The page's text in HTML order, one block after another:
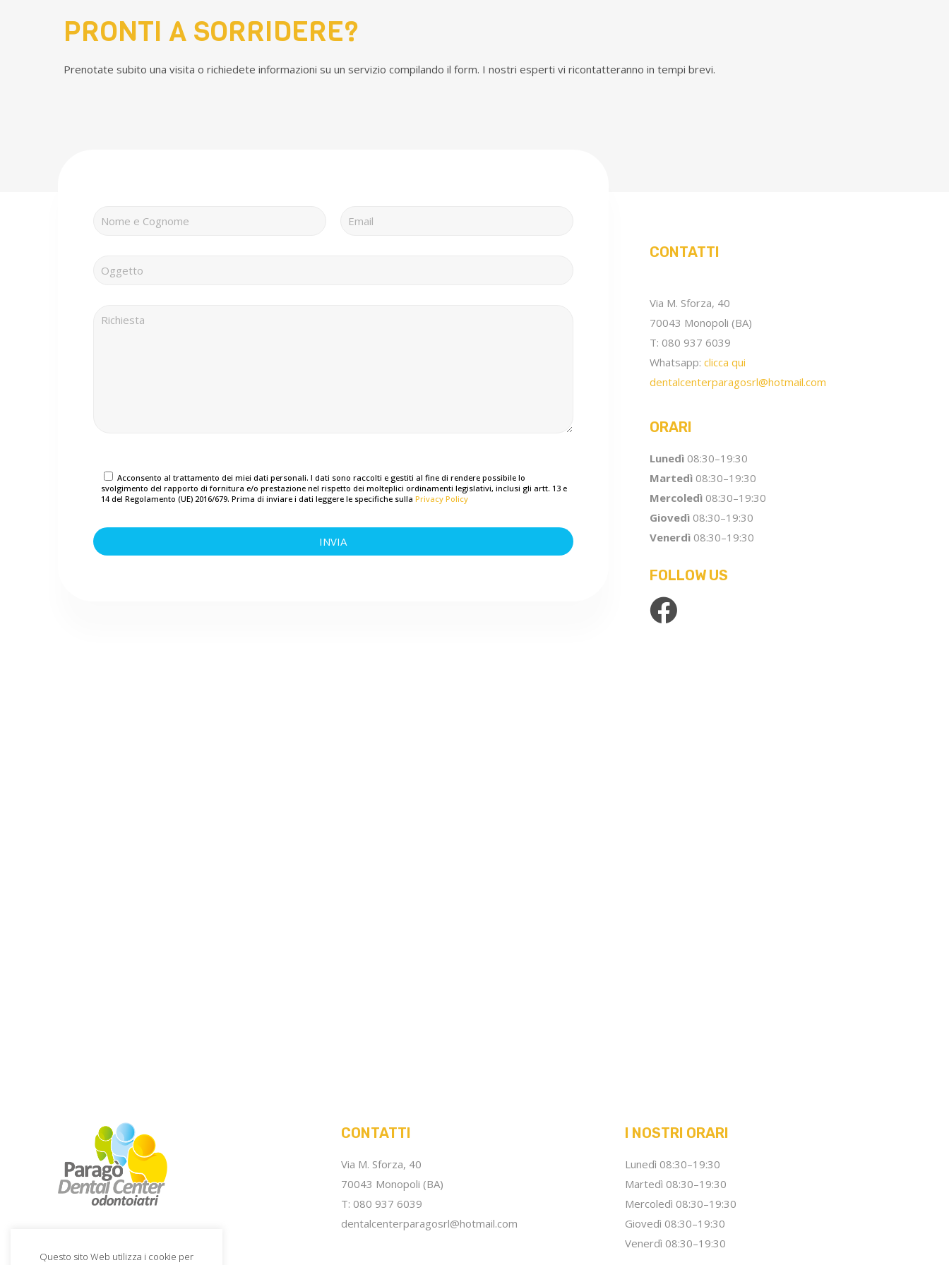
PRONTI A SORRIDERE?
Prenotate subito una visita o richiedete informazioni su un servizio compilando il form. I nostri esperti vi ricontatteranno in tempi brevi.
Acconsento al trattamento dei miei dati personali. I dati sono raccolti e gestiti al fine di rendere possibile lo
svolgimento del rapporto di fornitura e/o prestazione nel rispetto dei molteplici ordinamenti legislativi, inclusi gli artt. 13 e
14 del Regolamento (UE) 2016/679. Prima di inviare i dati leggere le specifiche sulla Privacy Policy
CONTATTI
Via M. Sforza, 40
70043 Monopoli (BA)
T: 080 937 6039
Whatsapp: clicca qui
dentalcenterparagosrl@hotmail.com
ORARI
Lunedì08:30–19:30
Martedì08:30–19:30
Mercoledì08:30–19:30
Giovedì08:30–19:30
Venerdì08:30–19:30
FOLLOW US
CONTATTI
Via M. Sforza, 40
70043 Monopoli (BA)
T: 080 937 6039
dentalcenterparagosrl@hotmail.com
I NOSTRI ORARI
Lunedì 08:30–19:30
Martedì 08:30–19:30
Mercoledì 08:30–19:30
Giovedì 08:30–19:30
Venerdì 08:30–19:30
Questo sito Web utilizza i cookie per